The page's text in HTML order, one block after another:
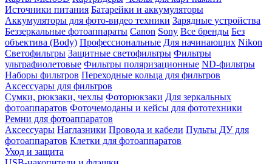
Источники питания Батарейки и аккумуляторы
Аккумуляторы для фото-видео техники Зарядные устройства
Беззеркальные фотоаппараты Canon Sony Все бренды Без
объектива (Body) Профессиональные Для начинающих Nikon
Светофильтры Защитные светофильтры Фильтры
ультрафиолетовые Фильтры поляризационные ND-фильтры
Наборы фильтров Переходные кольца для фильтров
Аксессуары для фильтров
Сумки, рюкзаки, чехлы Фоторюкзаки Для зеркальных
фотоаппаратов Фоточемоданы и кейсы для фототехники
Ремни для фотоаппаратов
Аксессуары Наглазники Провода и кабели Пульты ДУ для
фотоаппаратов Клетки для фотоаппаратов
Уход и защита